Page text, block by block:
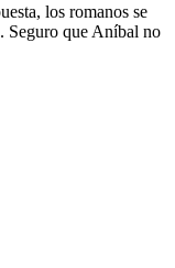
los romanos se
Seguro que Aníbal no